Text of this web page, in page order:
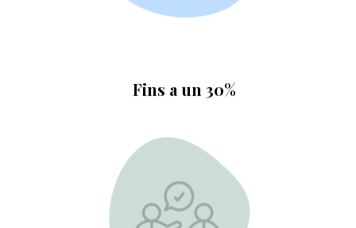
Fins a un 30%
De descompte en productes exclusius
LEARN MORE